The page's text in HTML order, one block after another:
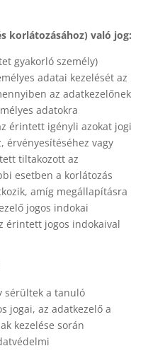
korlátozásához) való jog:
gyakorló személy)
adatai kezelését az
az adatkezelőnek
adatokra
érintett igényli azokat jogi
érvényesítéséhez vagy
tiltakozott az
esetben a korlátozás
amíg megállapításra
jogos indokai
érintett jogos indokaival
sérültek a tanuló
jogai, az adatkezelő a
kezelése során